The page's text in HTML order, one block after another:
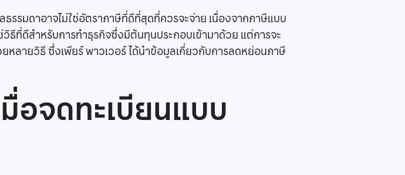
รรมดาอาจไม่ใช่อัตราภาษีที่ดีที่สุดที่ควรจะจ่าย เนื่องจากภาษีแบบ
ธีที่ดีสำหรับการทำธุรกิจซึ่งมีต้นทุนประกอบเข้ามาด้วย แต่การจะ
หลายวิธี ซึ่งเพียร์ พาวเวอร์ ได้นำข้อมูลเกี่ยวกับการลดหย่อนภาษี
อจดทะเบียนแบบ